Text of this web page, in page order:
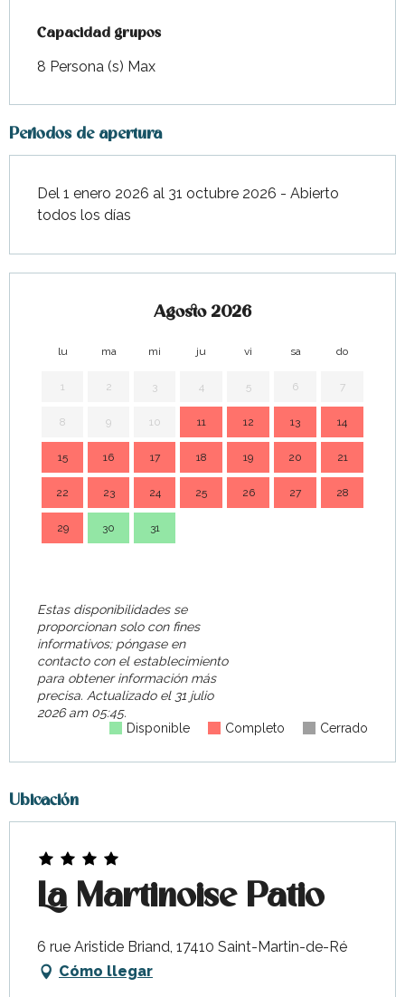
Capacidad grupos
Capacidad grupos
8 Persona (s) Max
Periodos de apertura
Del 1 enero 2026 al 31 octubre 2026 - Abierto
todos los días
Agosto 2026
lu ma mi ju vi sa do
1 2 3 4 5 6 7
8 9 10 11 12 13 14
15 16 17 18 19 20 21
22 23 24 25 26 27 28
29 30 31
Estas disponibilidades se
proporcionan solo con fines
informativos; póngase en
contacto con el establecimiento
para obtener información más
precisa. Actualizado el31 julio
2026 am 05:45.
Disponible
Completo Cerrado
Ubicación
La Martinoise Patio
6 rue Aristide Briand, 17410 Saint-Martin-de-Ré
Cómo llegar